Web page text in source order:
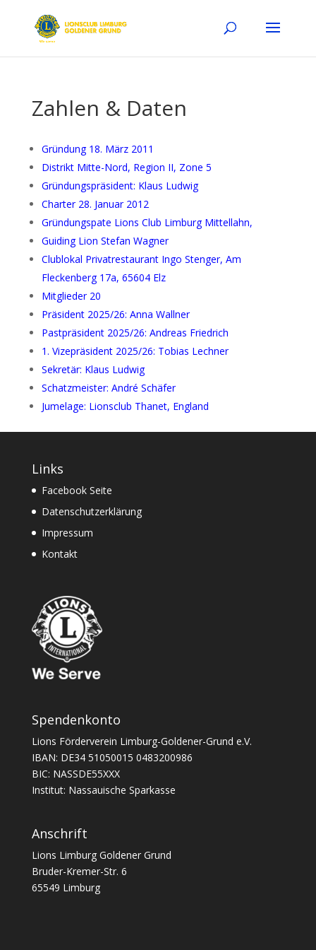
Zahlen & Daten
Gründung 18. März 2011
Distrikt Mitte-Nord, Region II, Zone 5
Gründungspräsident: Klaus Ludwig
Charter 28. Januar 2012
Gründungspate Lions Club Limburg Mittellahn,
Guiding Lion Stefan Wagner
Clublokal Privatrestaurant Ingo Stenger, Am
Fleckenberg 17a, 65604 Elz
Mitglieder 20
Präsident 2025/26: Anna Wallner
Pastpräsident 2025/26: Andreas Friedrich
1. Vizepräsident 2025/26: Tobias Lechner
Sekretär: Klaus Ludwig
Schatzmeister: André Schäfer
Jumelage: Lionsclub Thanet, England
Links
Facebook Seite
Datenschutzerklärung
Impressum
Kontakt
Spendenkonto
Lions Förderverein Limburg-Goldener-Grund e.V.
IBAN: DE34 51050015 0483200986
BIC: NASSDE55XXX
Institut: Nassauische Sparkasse
Anschrift
Lions Limburg Goldener Grund
Bruder-Kremer-Str. 6
65549 Limburg